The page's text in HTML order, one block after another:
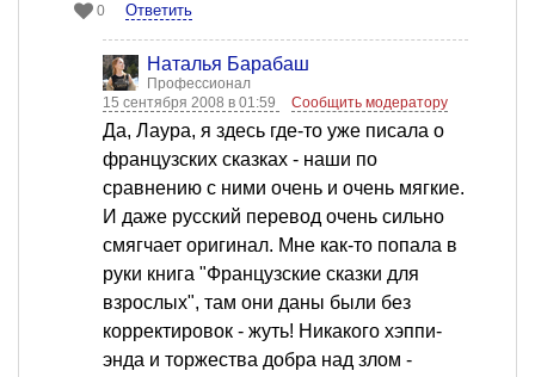
0 Ответить
Наталья Барабаш
Профессионал
15 сентября 2008 в 01:59
Сообщить модератору
Да, Лаура, я здесь где-то уже писала о
французских сказках - наши по
сравнению с ними очень и очень мягкие.
И даже русский перевод очень сильно
смягчает оригинал. Мне как-то попала в
руки книга "Французские сказки для
взрослых", там они даны были без
корректировок - жуть! Никакого хэппи-
энда и торжества добра над злом -